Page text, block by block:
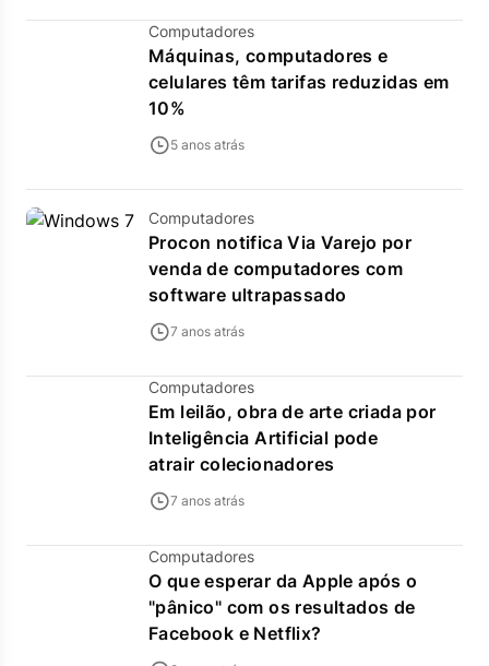
Computadores
Máquinas, computadores e
celulares têm tarifas reduzidas em
10%
5 anos atrás
Computadores
Procon notifica Via Varejo por
venda de computadores com
software ultrapassado
7 anos atrás
Computadores
Em leilão, obra de arte criada por
Inteligência Artificial pode
atrair colecionadores
7 anos atrás
Computadores
O que esperar da Apple após o
"pânico" com os resultados de
Facebook e Netflix?